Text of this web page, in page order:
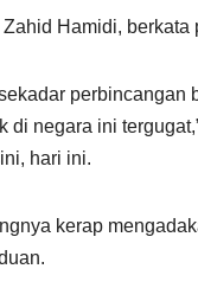
Hamidi,
negara ini
hari ini.
kerap